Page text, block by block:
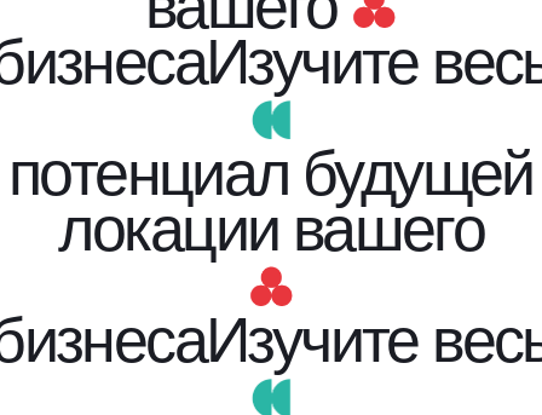
Изучите
потенциал будущей
локации вашего
Изучите